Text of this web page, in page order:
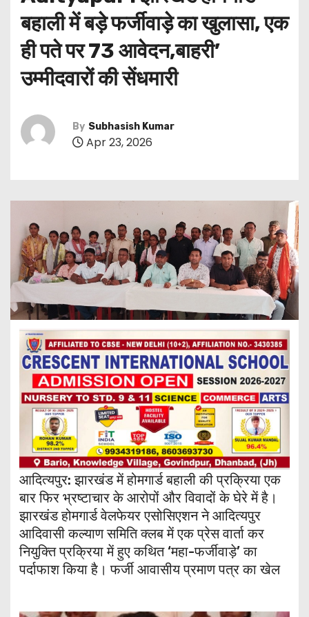
बहाली में बड़े फर्जीवाड़े का खुलासा, एक
ही पते पर 73 आवेदन,बाहरी’
उम्मीदवारों की सेंधमारी
By Subhasish Kumar
Apr 23, 2026
​आदित्यपुर: झारखंड में होमगार्ड बहाली की प्रक्रिया एक
बार फिर भ्रष्टाचार के आरोपों और विवादों के घेरे में है।
झारखंड होमगार्ड वेलफेयर एसोसिएशन ने आदित्यपुर
आदिवासी कल्याण समिति क्लब में एक प्रेस वार्ता कर
नियुक्ति प्रक्रिया में हुए कथित ‘महा-फर्जीवाड़े’ का
पर्दाफाश किया है। फर्जी आवासीय प्रमाण पत्र का खेल